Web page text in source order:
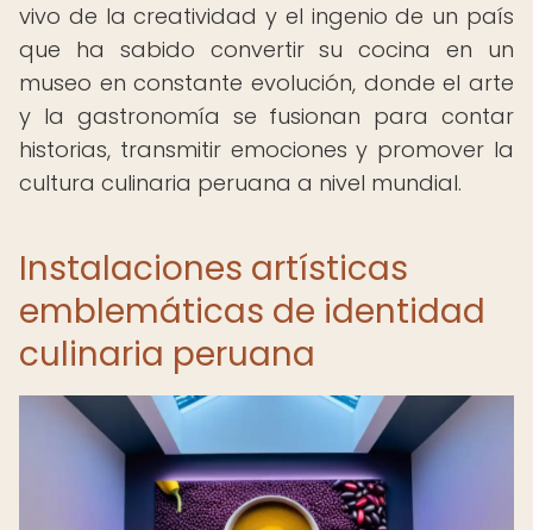
vivo de la creatividad y el ingenio de un país
que ha sabido convertir su cocina en un
museo en constante evolución, donde el arte
y la gastronomía se fusionan para contar
historias, transmitir emociones y promover la
cultura culinaria peruana a nivel mundial.
Instalaciones artísticas
emblemáticas de identidad
culinaria peruana